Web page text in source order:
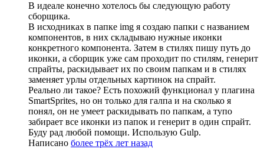
В идеале конечно хотелось бы следующую работу
сборщика.
В исходниках в папке img я создаю папки с названием
компонентов, в них складываю нужные иконки
конкретного компонента. Затем в стилях пишу путь до
иконки, а сборщик уже сам проходит по стилям, генерит
спрайты, раскидывает их по своим папкам и в стилях
заменяет урлы отдельных картинок на спрайт.
Реально ли такое? Есть похожий функционал у плагина
SmartSprites, но он только для галпа и на сколько я
понял, он не умеет раскидывать по папкам, а тупо
забирает все иконки из папок и генерит в один спрайт.
Буду рад любой помощи. Использую Gulp.
Написано более трёх лет назад